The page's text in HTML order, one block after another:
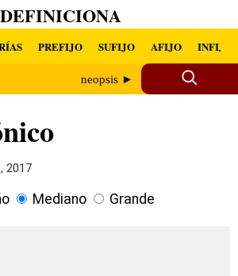
DEFINICIONA
PREFIJO SUFIJO AFIJO INFIJO
neopsis ►
2017
Mediano Grande